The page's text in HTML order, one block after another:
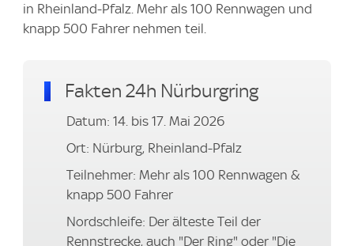
in Rheinland-Pfalz. Mehr als 100 Rennwagen und
knapp 500 Fahrer nehmen teil.
Fakten 24h Nürburgring
Datum: 14. bis 17. Mai 2026
Ort: Nürburg, Rheinland-Pfalz
Teilnehmer: Mehr als 100 Rennwagen &
knapp 500 Fahrer
Nordschleife: Der älteste Teil der
Rennstrecke, auch "Der Ring" oder "Die